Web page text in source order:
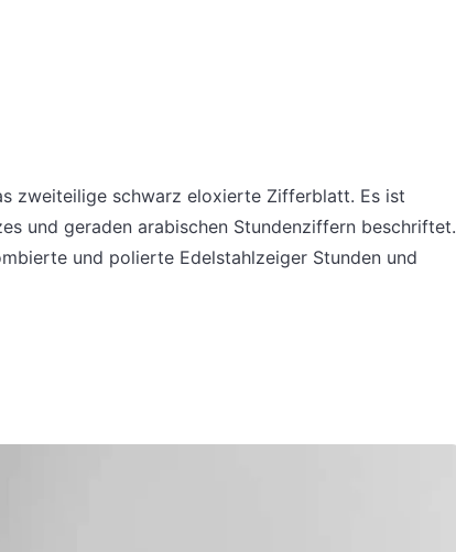
zweiteilige schwarz eloxierte Zifferblatt. Es ist
und geraden arabischen Stundenziffern beschriftet.
und polierte Edelstahlzeiger Stunden und